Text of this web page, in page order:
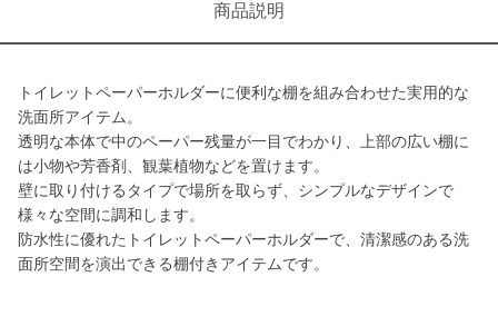
商品説明
トイレットペーパーホルダーに便利な棚を組み合わせた実用的な
洗面所アイテム。
透明な本体で中のペーパー残量が一目でわかり、上部の広い棚に
は小物や芳香剤、観葉植物などを置けます。
壁に取り付けるタイプで場所を取らず、シンプルなデザインで
様々な空間に調和します。
防水性に優れたトイレットペーパーホルダーで、清潔感のある洗
面所空間を演出できる棚付きアイテムです。